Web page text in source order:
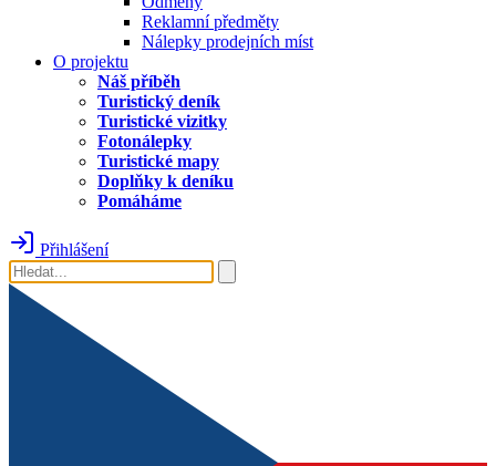
Reklamní předměty
Nálepky prodejních míst
O projektu
Náš příběh
Turistický deník
Turistické vizitky
Fotonálepky
Turistické mapy
Doplňky k deníku
Pomáháme
Přihlášení